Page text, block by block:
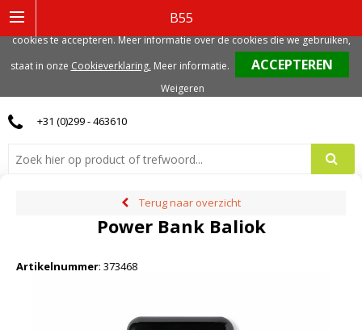
B55
0
+31 (0)299 - 463610
Terug naar overzicht
Power Bank Baliok
Artikelnummer: 373468
gerelateerde cookies. Voor de beste gebruikerservaring, adviseren we deze
cookies te accepteren. Meer informatie over de cookies die we gebruiken,
staat in onze Cookieverklaring. Meer informatie.
Weigeren